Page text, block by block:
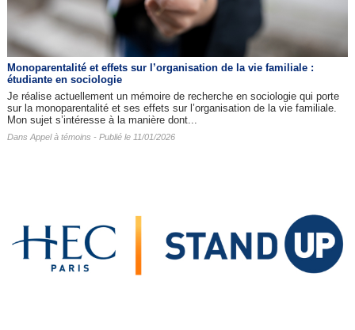
Monoparentalité et effets sur l’organisation de la vie familiale :
étudiante en sociologie
Je réalise actuellement un mémoire de recherche en sociologie qui porte
sur la monoparentalité et ses effets sur l’organisation de la vie familiale.
Mon sujet s’intéresse à la manière dont...
Dans Appel à témoins - Publié le 11/01/2026